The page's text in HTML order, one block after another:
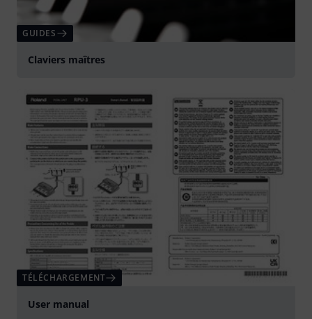
GUIDES
Claviers maîtres
TÉLÉCHARGEMENT
User manual